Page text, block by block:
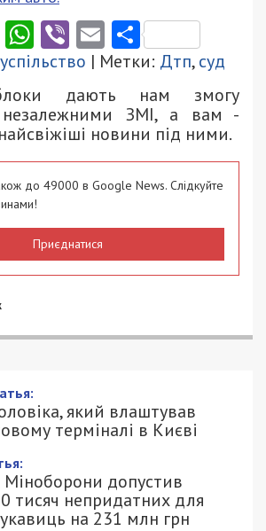
Twitter
WhatsApp
ViberEmail
| Метки: Дтп,суд
дають нам змогу
незалежними ЗМІ, а вам -
новини під ними.
до 49000 в Google News. Слідкуйте
Приєднатися
який влаштував
терміналі в Києві
допустив
тисяч непридатних для
на 231 млн грн